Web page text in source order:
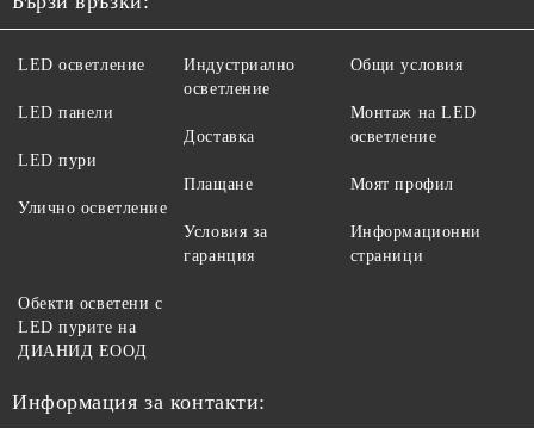
LED осветление
LED панели
LED пури
Улично осветление
Индустриално
осветление
Доставка
Плащане
Условия за
гаранция
Общи условия
Монтаж на LED
осветление
Моят профил
Информационни
страници
Обекти осветени с
LED пурите на
ДИАНИД ЕООД
Информация за контакти: